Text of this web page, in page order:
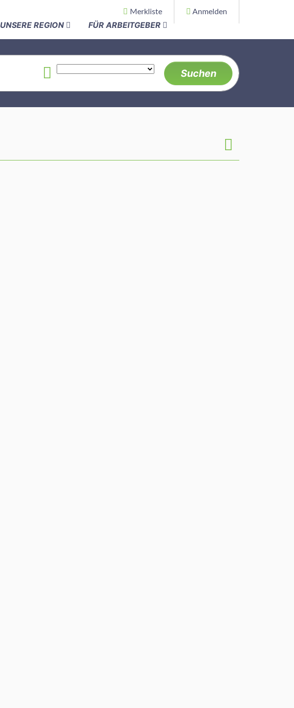
Merkliste Anmelden
UNSERE REGION FÜR ARBEITGEBER
Suchen